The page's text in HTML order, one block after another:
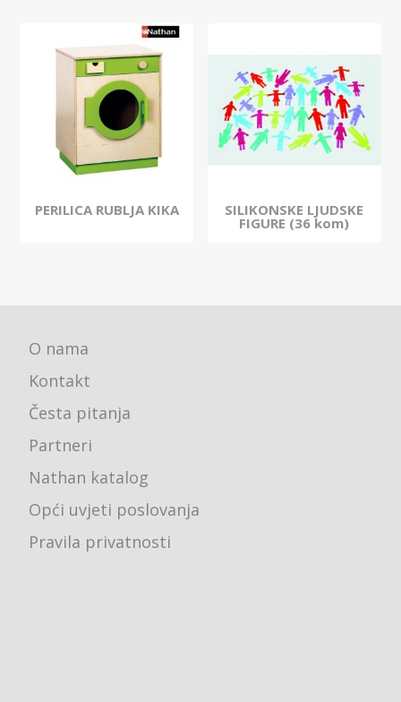
PERILICA RUBLJA KIKA SILIKONSKE LJUDSKE
FIGURE (36 kom)
O nama
Kontakt
Česta pitanja
Partneri
Nathan katalog
Opći uvjeti poslovanja
Pravila privatnosti